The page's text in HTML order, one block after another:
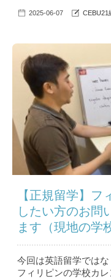
2025-06-07 CEBU21
【正規留学】
したい方のお問
ます（現地の学
今回は英語留学ではな
フィリピンの学校カ